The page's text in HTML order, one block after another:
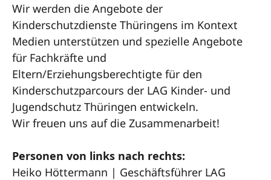
Wir werden die Angebote der
Kinderschutzdienste Thüringens im Kontext
Medien unterstützen und spezielle Angebote
für Fachkräfte und
Eltern/Erziehungsberechtigte für den
Kinderschutzparcours der LAG Kinder- und
Jugendschutz Thüringen entwickeln.
Wir freuen uns auf die Zusammenarbeit!
Personen von links nach rechts:
Heiko Höttermann | Geschäftsführer LAG